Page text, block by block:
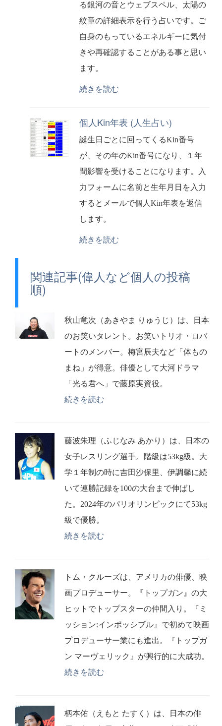
る銀河の音とウェブスペル、太陽の
紋章の詳細表示を行う占いです。ご
自身のもっているエネルギーに気付
きや再確認することがある事と思い
ます。
続きを読む
個人Kin年表 (人生占い)
誕生日ごとに回ってくるKin番号
が、その年のKin番号になり、１年
間影響を受けることになります。入
力フォームに名前と生年月日を入力
するとメールで個人Kin年表を返信
します。
続きを読む
関連記事(偉人など個人の投稿
順)
秋山竜次（あきやま りゅうじ）は、日本
のお笑いタレント。お笑いトリオ・ロバ
ートのメンバー。梅宮辰夫など「体もの
まね」が得意。俳優として大河ドラマ
「光る君へ」で藤原実資役。
続きを読む
藤波朱理（ふじなみ あかり）は、日本の
女子レスリング選手。階級は53kg級。大
学１年制の時に吉田沙保里、伊調馨に続
いて連勝記録を100の大台まで伸ばし
た。2024年のパリオリンピックにて53kg
級で優勝。
続きを読む
トム・クルーズは、アメリカの俳優、映
画プロデューサー。『トップガン』の大
ヒットでトップスターの仲間入り。『ミ
ッション:インポッシブル』で初めて映画
プロデューサー業にも進出。『トップガ
ン マーヴェリック』が興行的に大成功。
続きを読む
柄本佑（えもと たすく）は、日本の俳